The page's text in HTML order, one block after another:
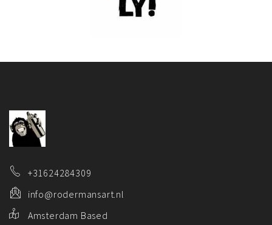
+31624284309
info@rodermansart.nl
Amsterdam Based